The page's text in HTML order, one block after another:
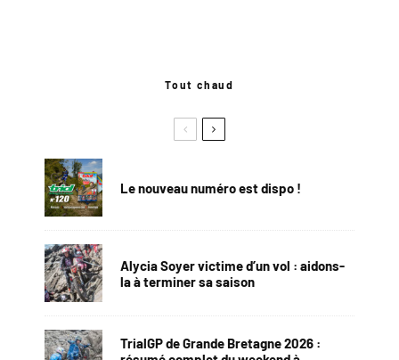
Tout chaud
Le nouveau numéro est dispo !
Alycia Soyer victime d’un vol : aidons-
la à terminer sa saison
TrialGP de Grande Bretagne 2026 :